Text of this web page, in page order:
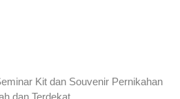
Kit dan Souvenir Pernikahan
dan Terdekat